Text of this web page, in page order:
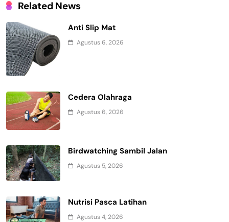
Related News
Anti Slip Mat
Agustus 6, 2026
Cedera Olahraga
Agustus 6, 2026
Birdwatching Sambil Jalan
Agustus 5, 2026
Nutrisi Pasca Latihan
Agustus 4, 2026